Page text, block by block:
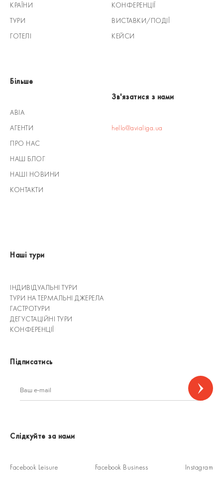
КРАЇНИ
ТУРИ
ГОТЕЛІ
КОНФЕРЕНЦІЇ
ВИСТАВКИ/ПОДІЇ
КЕЙСИ
Більше
АВІА
АГЕНТИ
ПРО НАС
НАШ БЛОГ
НАШІ НОВИНИ
КОНТАКТИ
Зв'язатися з нами
hello@avialiga.ua
Наші тури
ІНДИВІДУАЛЬНІ ТУРИ
ТУРИ НА ТЕРМАЛЬНІ ДЖЕРЕЛА
ГАСТРОТУРИ
ДЕГУСТАЦІЙНІ ТУРИ
КОНФЕРЕНЦІЇ
Підписатись
Слідкуйте за нами
Facebook Leisure Facebook Business Instagram